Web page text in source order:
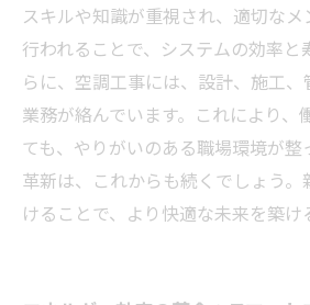
スキルや知識が重視され、適切な
行われることで、システムの効率と
らに、空調工事には、設計、施工
業務が絡んでいます。これにより、
ても、やりがいのある職場環境が整
革新は、これからも続くでしょう
けることで、より快適な未来を築け